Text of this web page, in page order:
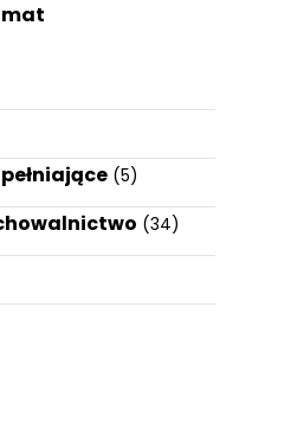
mat
(5)
(34)